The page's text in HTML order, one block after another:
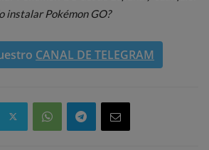
instalar Pokémon GO?
CANAL DE TELEGRAM